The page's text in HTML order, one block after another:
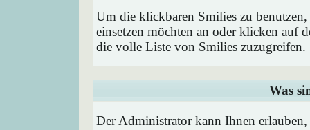
Um die klickbaren Smilies zu
einsetzen möchten an oder klicken auf
die volle Liste von Smilies zuzugreifen.
Was
Der Administrator kann Ihnen